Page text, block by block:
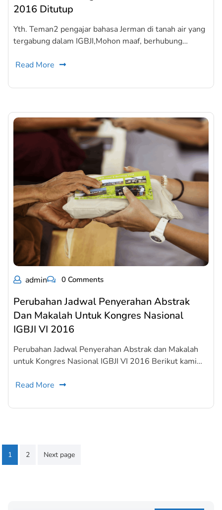
2016 Ditutup
Yth. Teman2 pengajar bahasa Jerman di tanah air yang
tergabung dalam IGBJI,Mohon maaf, berhubung…
Read More
admin 0 Comments
Perubahan Jadwal Penyerahan Abstrak
Dan Makalah Untuk Kongres Nasional
IGBJI VI 2016
Perubahan Jadwal Penyerahan Abstrak dan Makalah
untuk Kongres Nasional IGBJI VI 2016 Berikut kami…
Read More
Beitragsnavigation
1 2 Next page